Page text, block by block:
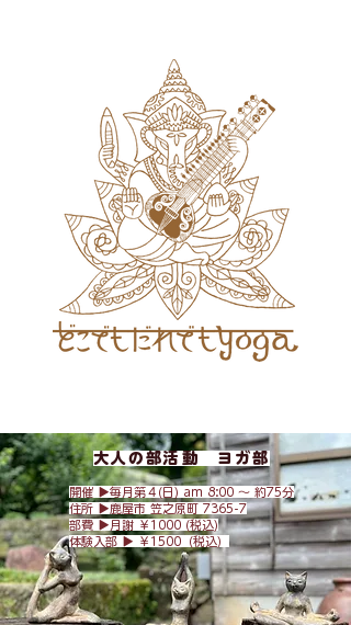
大人の部活動 ヨガ部
開催 ▶︎毎月第４(日) am 8:00 〜 約75分
​住所 ▶︎鹿屋市 笠之原町 7365-7
​部費 ▶︎月謝 ￥1000 (税込)
体験入部 ▶︎ ￥1500（税込）